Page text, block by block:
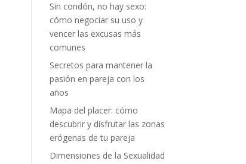
Sin condón, no hay sexo:
cómo negociar su uso y
vencer las excusas más
comunes
Secretos para mantener la
pasión en pareja con los
años
Mapa del placer: cómo
descubrir y disfrutar las zonas
erógenas de tu pareja
Dimensiones de la Sexualidad